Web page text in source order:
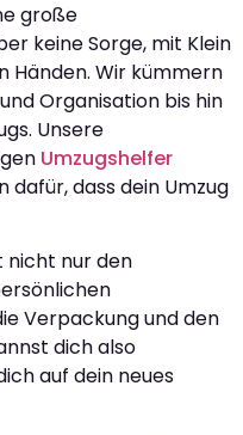
große
keine Sorge, mit Klein
Händen. Wir kümmern
Organisation bis hin
Unsere
Umzugshelfer
dafür, dass dein Umzug
nicht nur den
Verpackung und den
dich also
auf dein neues